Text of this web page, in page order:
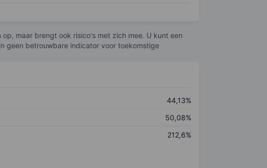
maar brengt ook risico's met zich mee. U kunt een
geen betrouwbare indicator voor toekomstige
44,13%
50,08%
212,6%